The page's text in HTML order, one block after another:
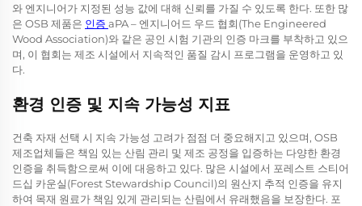
와 엔지니어가 지정된 성능 값에 대해 신뢰를 가질 수 있도록 한다. 또한 많
은 OSB 제품은 인증 aPA – 엔지니어드 우드 협회(The Engineered
Wood Association)와 같은 공인 시험 기관의 인증 마크를 부착하고 있으
며, 이 협회는 제조 시설에서 지속적인 품질 감시 프로그램을 운영하고 있
다.
환경 인증 및 지속 가능성 지표
건축 자재 선택 시 지속 가능성 고려가 점점 더 중요해지고 있으며, OSB
제조업체들은 책임 있는 산림 관리 및 제조 공정을 입증하는 다양한 환경
인증을 취득함으로써 이에 대응하고 있다. 많은 시설에서 포레스트 스티어
드십 카운실(Forest Stewardship Council)의 원산지 추적 인증을 유지
하여 목재 원료가 책임 있게 관리되는 산림에서 유래했음을 보장한다. 포